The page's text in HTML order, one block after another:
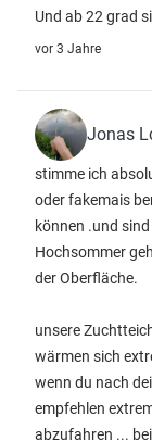
Und ab 22 grad
vor 3 Jahre
Jonas
stimme ich
oder fakemais
können .und
Hochsommer
der Oberfläche.
unsere
wärmen sich
wenn du nach
empfehlen
abzufahren ...